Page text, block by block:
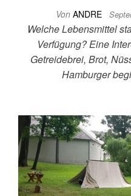
Von ANDRE
Welche Lebensmittel
Verfügung? Eine
Getreidebrei, Brot,
Hamburger